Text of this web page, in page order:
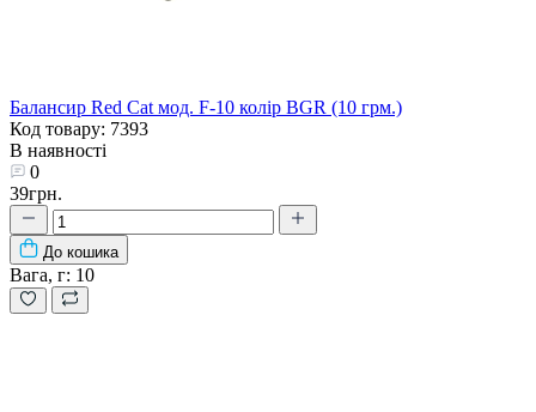
Балансир Red Cat мод. F-10 колір BGR (10 грм.)
Код товару: 7393
В наявності
0
39грн.
До кошика
Вага, г: 10